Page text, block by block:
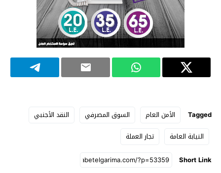
Tagged الأمن العام السوق المصرفي
النقد الأجنبي
النيابة العامة
تجار العملة
Short Link